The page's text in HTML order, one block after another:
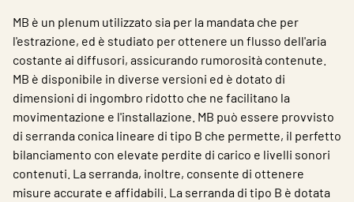
Download
Scegliere la lingua
MB è un plenum utilizzato sia per la mandata che per
l'estrazione, ed è studiato per ottenere un flusso dell'aria
costante ai diffusori, assicurando rumorosità contenute.
MB è disponibile in diverse versioni ed è dotato di
dimensioni di ingombro ridotto che ne facilitano la
movimentazione e l'installazione. MB può essere provvisto
di serranda conica lineare di tipo B che permette, il perfetto
bilanciamento con elevate perdite di carico e livelli sonori
contenuti. La serranda, inoltre, consente di ottenere
misure accurate e affidabili. La serranda di tipo B è dotata